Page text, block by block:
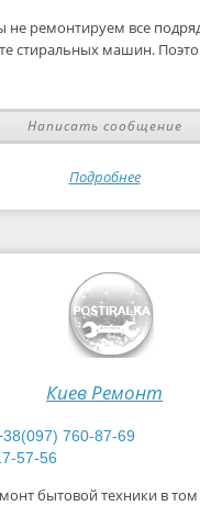
не ремонтируем все
стиральных машин.
Написать сообщение
Подробнее
Киев Ремонт
760-87-69
57-56
бытовой техники в том